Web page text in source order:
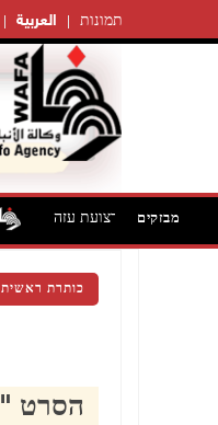
العربية תמונות
מבזקים
כותרת ראשית